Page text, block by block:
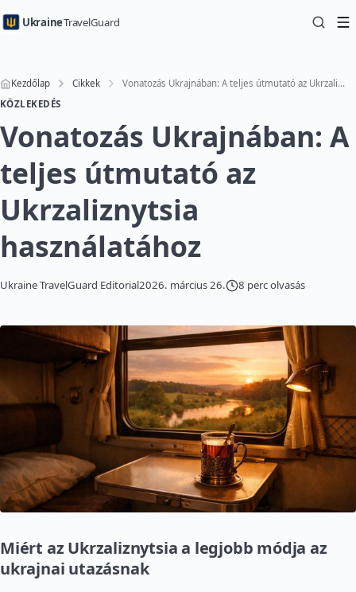
UkraineTravelGuard
Kezdőlap Cikkek
Vonatozás Ukrajnában: A teljes útmutató az Ukrzaliznytsia használatához
KÖZLEKEDÉS
Vonatozás Ukrajnában: A
teljes útmutató az
Ukrzaliznytsia
használatához
Ukraine TravelGuard Editorial2026. március 26. 8 perc olvasás
Miért az Ukrzaliznytsia a legjobb módja az
ukrajnai utazásnak